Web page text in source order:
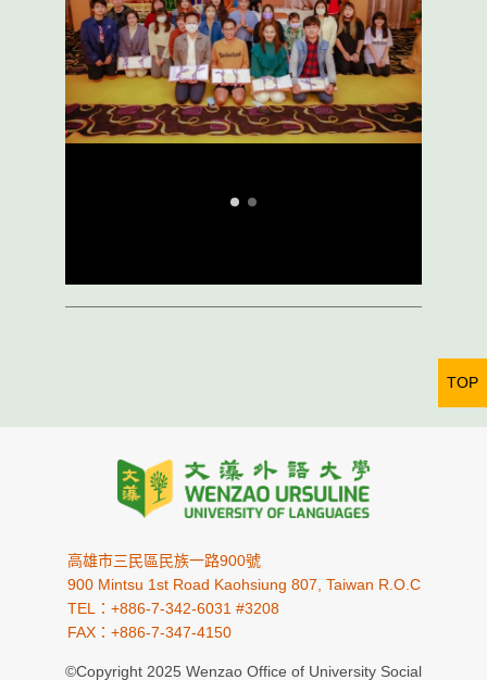
高雄市三民區民族一路900號
900 Mintsu 1st Road Kaohsiung 807, Taiwan R.O.C
TEL：+886-7-342-6031 #3208
FAX：+886-7-347-4150
©Copyright 2025 Wenzao Office of University Social
TOP